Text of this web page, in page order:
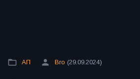
АП Bro (29.09.2024)